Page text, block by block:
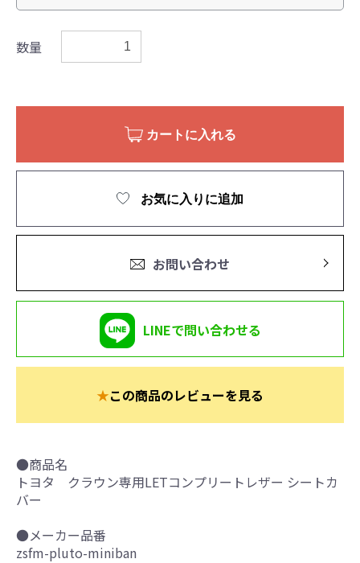
数量
カートに入れる
お気に入りに追加
お問い合わせ
LINEで問い合わせる
★この商品のレビューを見る
●商品名
トヨタ クラウン専用LETコンプリートレザー シートカ
バー
●メーカー品番
zsfm-pluto-miniban